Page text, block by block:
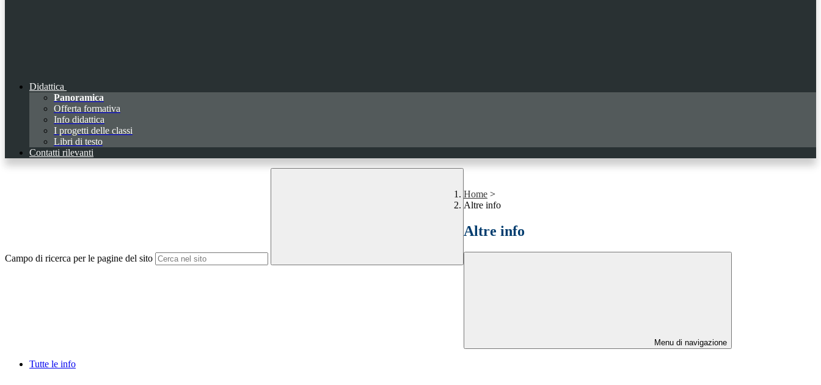
Didattica
Panoramica
Offerta formativa
Info didattica
I progetti delle classi
Libri di testo
Contatti rilevanti
Campo di ricerca per le pagine del sito
Home >
Altre info
Altre info
Menu di navigazione
Tutte le info